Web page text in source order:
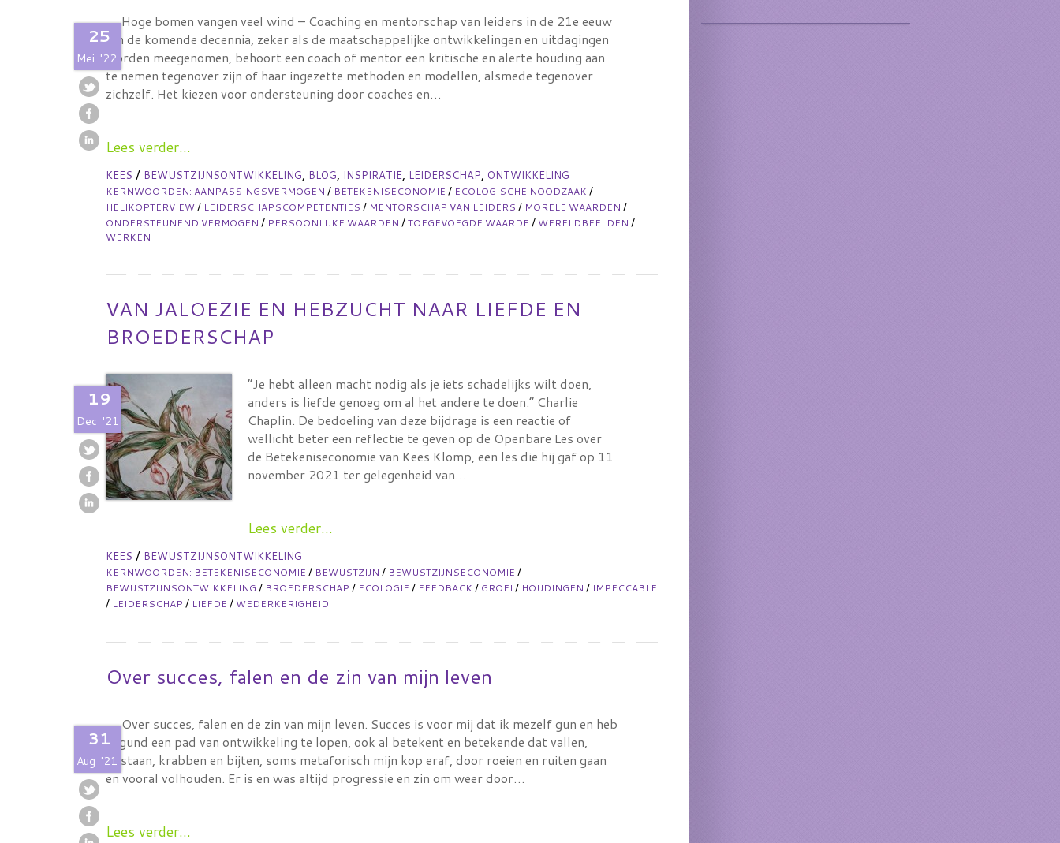
25
Mei '22
Hoge bomen vangen veel wind – Coaching en mentorschap van leiders in de 21e eeuw
In de komende decennia, zeker als de maatschappelijke ontwikkelingen en uitdagingen
worden meegenomen, behoort een coach of mentor een kritische en alerte houding aan
te nemen tegenover zijn of haar ingezette methoden en modellen, alsmede tegenover
zichzelf. Het kiezen voor ondersteuning door coaches en…
Lees verder...
KEES/ BEWUSTZIJNSONTWIKKELING, BLOG, INSPIRATIE, LEIDERSCHAP, ONTWIKKELING
KERNWOORDEN: AANPASSINGSVERMOGEN / BETEKENISECONOMIE / ECOLOGISCHE NOODZAAK /
HELIKOPTERVIEW / LEIDERSCHAPSCOMPETENTIES / MENTORSCHAP VAN LEIDERS / MORELE WAARDEN /
ONDERSTEUNEND VERMOGEN / PERSOONLIJKE WAARDEN / TOEGEVOEGDE WAARDE / WERELDBEELDEN /
WERKEN
VAN JALOEZIE EN HEBZUCHT NAAR LIEFDE EN
BROEDERSCHAP
19
Dec '21
“Je hebt alleen macht nodig als je iets schadelijks wilt doen,
anders is liefde genoeg om al het andere te doen.” Charlie
Chaplin. De bedoeling van deze bijdrage is een reactie of
wellicht beter een reflectie te geven op de Openbare Les over
de Betekeniseconomie van Kees Klomp, een les die hij gaf op 11
november 2021 ter gelegenheid van…
Lees verder...
KEES/ BEWUSTZIJNSONTWIKKELING
KERNWOORDEN: BETEKENISECONOMIE / BEWUSTZIJN / BEWUSTZIJNSECONOMIE /
BEWUSTZIJNSONTWIKKELING / BROEDERSCHAP / ECOLOGIE / FEEDBACK / GROEI / HOUDINGEN / IMPECCABLE
/ LEIDERSCHAP / LIEFDE / WEDERKERIGHEID
Over succes, falen en de zin van mijn leven
31
Aug '21
Over succes, falen en de zin van mijn leven. Succes is voor mij dat ik mezelf gun en heb
gegund een pad van ontwikkeling te lopen, ook al betekent en betekende dat vallen,
opstaan, krabben en bijten, soms metaforisch mijn kop eraf, door roeien en ruiten gaan
en vooral volhouden. Er is en was altijd progressie en zin om weer door…
Lees verder...